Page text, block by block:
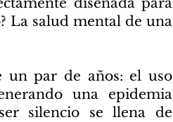
La salud mental de una
un par de años: el uso
una epidemia
silencio se llena de